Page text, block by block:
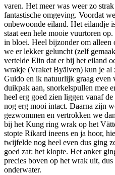
varen. Het meer was weer zo
fantastische omgeving. Voordat
onbewoonde eiland. Het eilandje
staat een hele mooie vuurtoren
in bloei. Heel bijzonder om alleen
we er lekker geluncht (zelf
vertelde Elin dat er bij het eiland
wrakje (Vraket Byälven) kun je
Guido en ik natuurlijk graag even
duikpak aan, snorkelspullen mee
heel erg goed zien liggen vanaf
nog erg mooi intact. Daarna zijn
gezwommen en vertrokken we
bij het Kung ring wrak op het
stopte Rikard ineens en ja hoor,
twijfelde nog heel even dus ging
goed zat: het klopte. Het anker
precies boven op het wrak uit,
onderwater.